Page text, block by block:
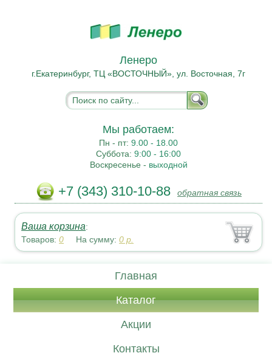
Ленеро
г.Екатеринбург, ТЦ «ВОСТОЧНЫЙ», ул. Восточная, 7г
Мы работаем:
Пн - пт:9.00 - 18.00
Суббота:9:00 - 16:00
Воскресенье - выходной
+7 (343) 310-10-88 обратная связь
Ваша корзина:
Товаров:0 На сумму:0 р.
Главная
Каталог
Акции
Контакты